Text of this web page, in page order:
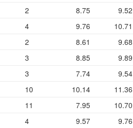
2 8.75 9.52
4 9.76 10.71
2 8.61 9.68
3 8.85 9.89
3 7.74 9.54
10 10.14 11.36
11 7.95 10.70
4 9.57 9.76